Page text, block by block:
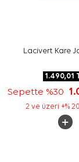
Lacivert Kare
1.490,01
Sepette %30
2 ve üzeri +%